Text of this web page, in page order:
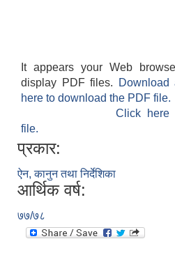
It appears your Web
display PDF files.
here to download the PDF file.
Click here
file.
प्रकार:
ऐन, कानुन तथा निर्देशिका
आर्थिक वर्ष:
७७/७८